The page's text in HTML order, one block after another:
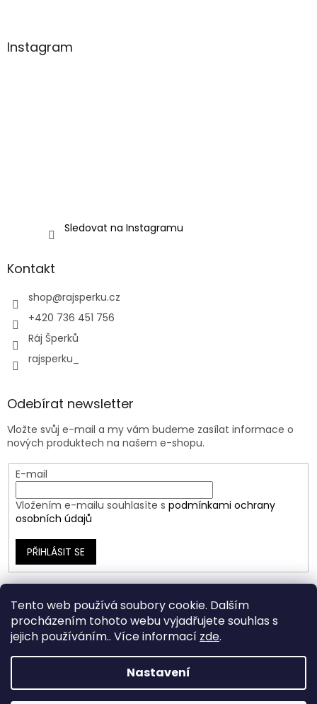
Tento web používá soubory cookie. Dalším
procházením tohoto webu vyjadřujete souhlas s
jejich používáním.. Více informací zde.
Nastavení
Instagram
Sledovat na Instagramu
Kontakt
shop@rajsperku.cz
+420 736 451 756
Ráj Šperků
rajsperku_
Odebírat newsletter
Vložte svůj e-mail a my vám budeme zasílat informace o
nových produktech na našem e-shopu.
E-mail
Vložením e-mailu souhlasíte s podmínkami ochrany
osobních údajů
PŘIHLÁSIT SE
Vytvořil Shoptet